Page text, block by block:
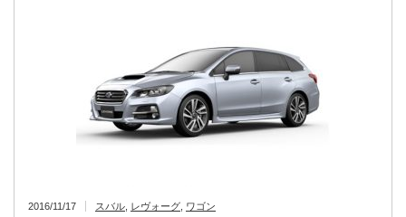
2016/11/17 スバル レヴォーグ ワゴン